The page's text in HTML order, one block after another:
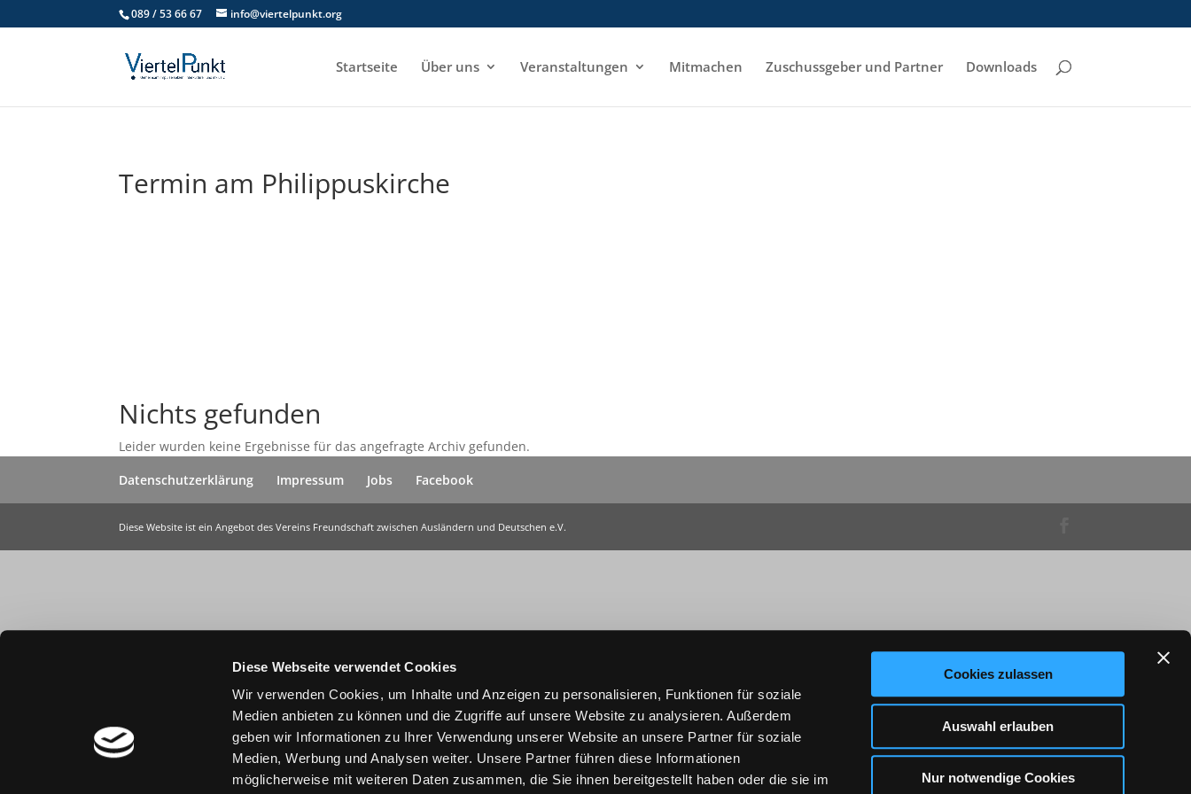
Diese Webseite verwendet Cookies
Wir verwenden Cookies, um Inhalte und Anzeigen zu personalisieren, Funktionen für soziale
Medien anbieten zu können und die Zugriffe auf unsere Website zu analysieren. Außerdem
geben wir Informationen zu Ihrer Verwendung unserer Website an unsere Partner für soziale
Medien, Werbung und Analysen weiter. Unsere Partner führen diese Informationen
möglicherweise mit weiteren Daten zusammen, die Sie ihnen bereitgestellt haben oder die sie im
Cookies zulassen
Auswahl erlauben
Nur notwendige Cookies
089 / 53 66 67 info@viertelpunkt.org
Startseite Über uns Veranstaltungen Mitmachen Zuschussgeber und Partner Downloads
Termin am Philippuskirche
Nichts gefunden
Leider wurden keine Ergebnisse für das angefragte Archiv gefunden.
Datenschutzerklärung
Impressum Jobs Facebook
Diese Website ist ein Angebot des Vereins Freundschaft zwischen Ausländern und Deutschen e.V.